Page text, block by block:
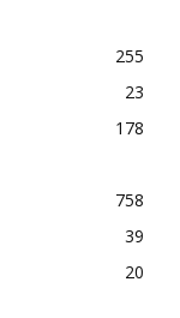
255
23
178
758
39
20